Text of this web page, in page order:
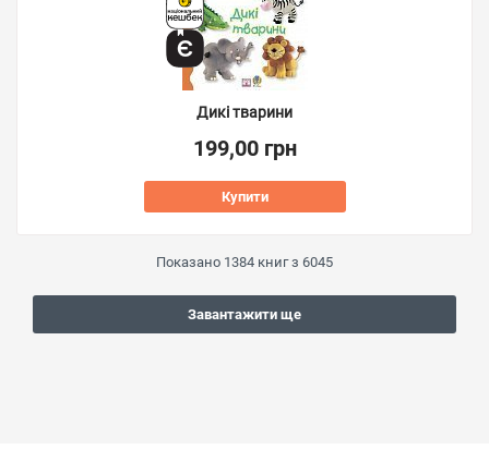
Дикі тварини
199,00 грн
Купити
Показано 1384 книг з 6045
Завантажити ще